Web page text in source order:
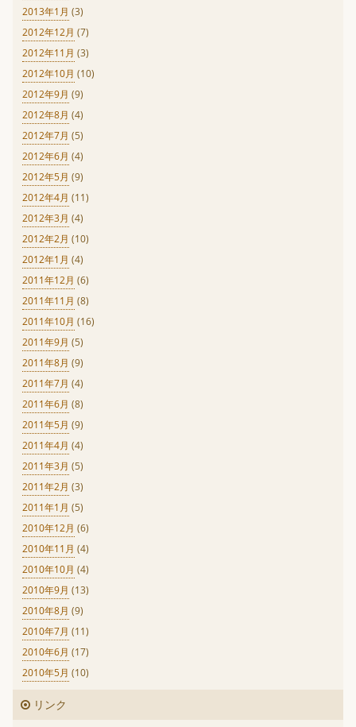
2013年1月 (3)
2012年12月 (7)
2012年11月 (3)
2012年10月 (10)
2012年9月 (9)
2012年8月 (4)
2012年7月 (5)
2012年6月 (4)
2012年5月 (9)
2012年4月 (11)
2012年3月 (4)
2012年2月 (10)
2012年1月 (4)
2011年12月 (6)
2011年11月 (8)
2011年10月 (16)
2011年9月 (5)
2011年8月 (9)
2011年7月 (4)
2011年6月 (8)
2011年5月 (9)
2011年4月 (4)
2011年3月 (5)
2011年2月 (3)
2011年1月 (5)
2010年12月 (6)
2010年11月 (4)
2010年10月 (4)
2010年9月 (13)
2010年8月 (9)
2010年7月 (11)
2010年6月 (17)
2010年5月 (10)
リンク